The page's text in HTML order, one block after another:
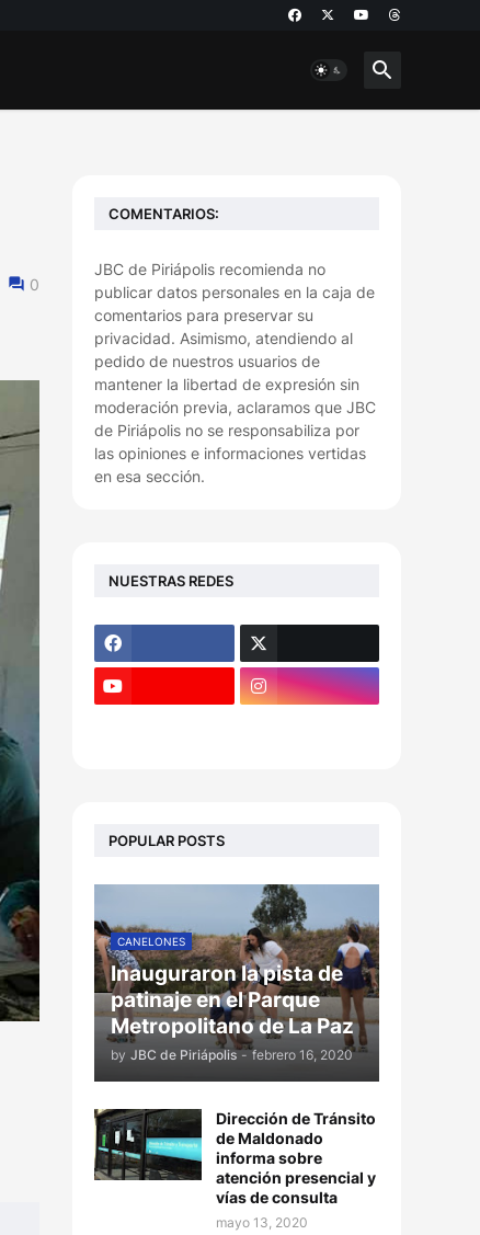
0
COMENTARIOS:
JBC de Piriápolis recomienda no
publicar datos personales en la caja de
comentarios para preservar su
privacidad. Asimismo, atendiendo al
pedido de nuestros usuarios de
mantener la libertad de expresión sin
moderación previa, aclaramos que JBC
de Piriápolis no se responsabiliza por
las opiniones e informaciones vertidas
en esa sección.
NUESTRAS REDES
POPULAR POSTS
CANELONES
Inauguraron la pista de
patinaje en el Parque
Metropolitano de La Paz
by JBC de Piriápolis - febrero 16, 2020
Dirección de Tránsito
de Maldonado
informa sobre
atención presencial y
vías de consulta
mayo 13, 2020